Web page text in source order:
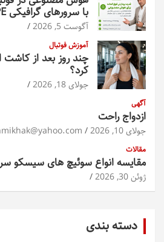
با سرورهای گرافیکی HPE
آگوست 5, 2026
آموزش فوتبال
چند روز بعد از کاشت
کرد؟
جولای 18, 2026
آگهی
ازدواج راحت
جولای 10, 2026
مقالات
مقایسه انواع سوئیچ های سیسکو سری
ژوئن 30, 2026
دسته بندی